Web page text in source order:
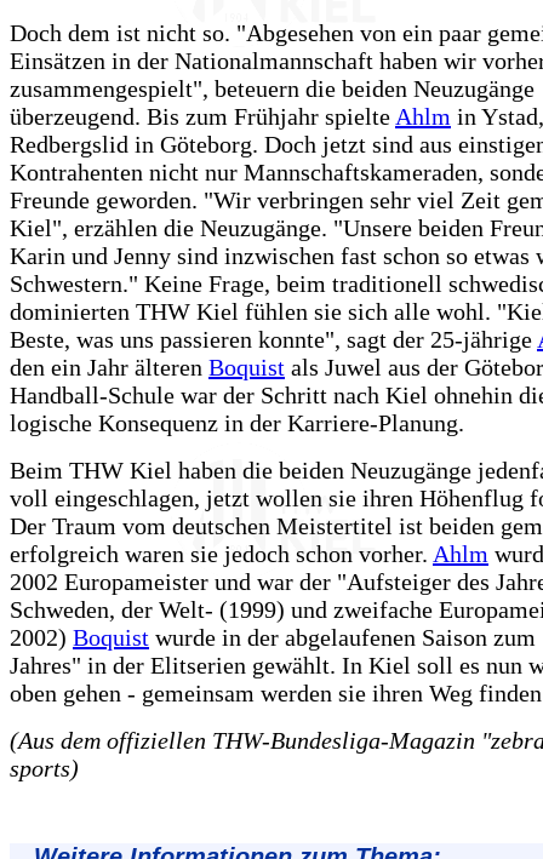
Doch dem ist nicht so. "Abgesehen von ein paar
Einsätzen in der Nationalmannschaft haben wir
zusammengespielt", beteuern die beiden Neuzugänge
überzeugend. Bis zum Frühjahr spielte Ahlm in
Redbergslid in Göteborg. Doch jetzt sind aus
Kontrahenten nicht nur Mannschaftskameraden,
Freunde geworden. "Wir verbringen sehr viel Zeit
Kiel", erzählen die Neuzugänge. "Unsere beiden
Karin und Jenny sind inzwischen fast schon so etwas
Schwestern." Keine Frage, beim traditionell
dominierten THW Kiel fühlen sie sich alle wohl.
Beste, was uns passieren konnte", sagt der 25-jährige
den ein Jahr älteren Boquist als Juwel aus der
Handball-Schule war der Schritt nach Kiel ohnehin
logische Konsequenz in der Karriere-Planung.
Beim THW Kiel haben die beiden Neuzugänge
voll eingeschlagen, jetzt wollen sie ihren Höhenflug
Der Traum vom deutschen Meistertitel ist beiden
erfolgreich waren sie jedoch schon vorher. Ahlm
2002 Europameister und war der "Aufsteiger des
Schweden, der Welt- (1999) und zweifache
2002) Boquist wurde in der abgelaufenen Saison
Jahres" in der Elitserien gewählt. In Kiel soll es nun
oben gehen - gemeinsam werden sie ihren Weg
(Aus dem offiziellen THW-Bundesliga-Magazin
sports)